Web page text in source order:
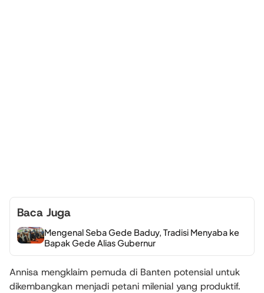
Baca Juga
Mengenal Seba Gede Baduy, Tradisi Menyaba ke
Bapak Gede Alias Gubernur
Annisa mengklaim pemuda di Banten potensial untuk
dikembangkan menjadi petani milenial yang produktif.